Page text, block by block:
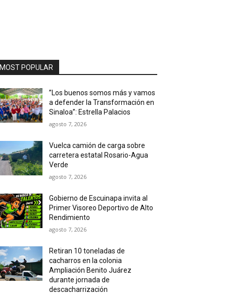
MOST POPULAR
”Los buenos somos más y vamos
a defender la Transformación en
Sinaloa”: Estrella Palacios
agosto 7, 2026
Vuelca camión de carga sobre
carretera estatal Rosario-Agua
Verde
agosto 7, 2026
Gobierno de Escuinapa invita al
Primer Visoreo Deportivo de Alto
Rendimiento
agosto 7, 2026
Retiran 10 toneladas de
cacharros en la colonia
Ampliación Benito Juárez
durante jornada de
descacharrización